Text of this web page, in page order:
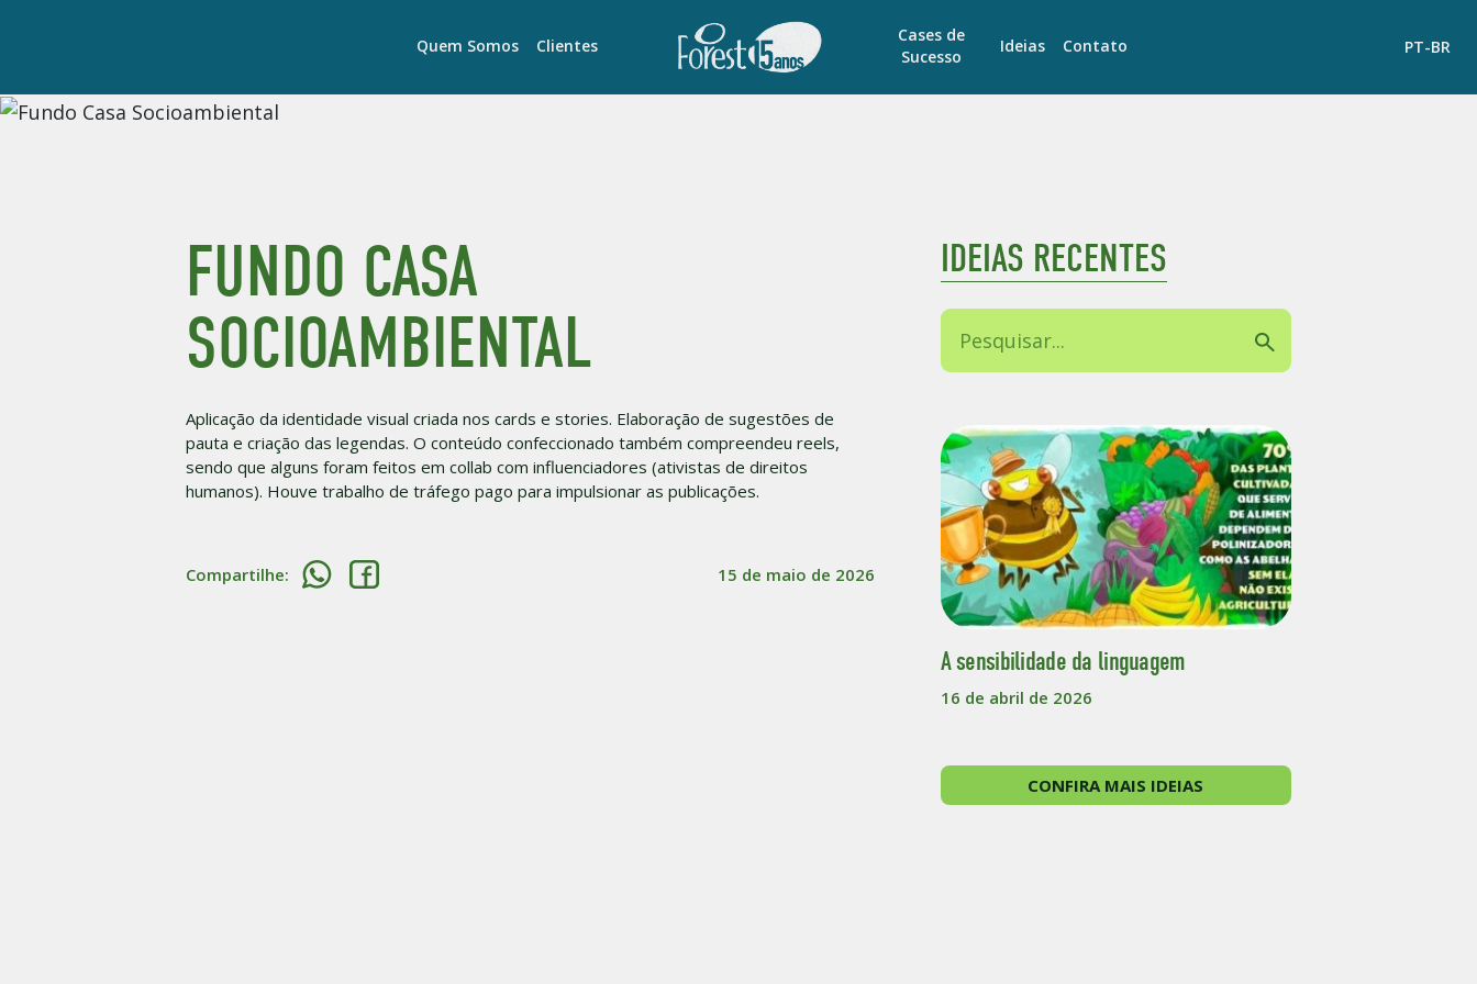
Quem Somos Clientes
Cases de
Sucesso
Ideias Contato PT-BR
FUNDO CASA
SOCIOAMBIENTAL
Aplicação da identidade visual criada nos cards e stories. Elaboração de sugestões de
pauta e criação das legendas. O conteúdo confeccionado também compreendeu reels,
sendo que alguns foram feitos em collab com influenciadores (ativistas de direitos
humanos). Houve trabalho de tráfego pago para impulsionar as publicações.
Compartilhe: 15 de maio de 2026
IDEIAS RECENTES
A sensibilidade da linguagem
16 de abril de 2026
CONFIRA MAIS IDEIAS